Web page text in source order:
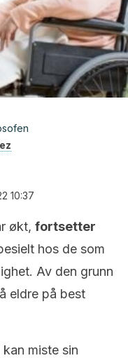
10:37
økt, fortsetter
hos de som
Av den grunn
eldre på best
miste sin